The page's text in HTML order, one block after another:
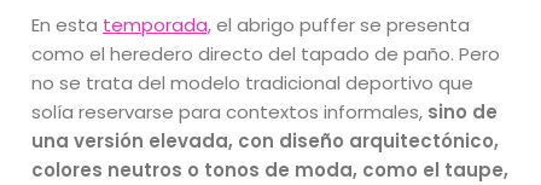
En esta temporada,el abrigo puffer se presenta
como el heredero directo del tapado de paño. Pero
no se trata del modelo tradicional deportivo que
solía reservarse para contextos informales, sino de
una versión elevada, con diseño arquitectónico,
colores neutros o tonos de moda, como el taupe,